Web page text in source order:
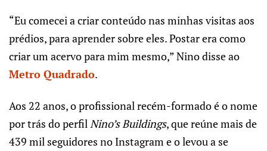
“Eu comecei a criar conteúdo nas minhas visitas aos
prédios, para aprender sobre eles. Postar era como
criar um acervo para mim mesmo,” Nino disse ao
Metro Quadrado.
Aos 22 anos, o profissional recém-formado é o nome
por trás do perfil Nino’s Buildings, que reúne mais de
439 mil seguidores no Instagram e o levou a se